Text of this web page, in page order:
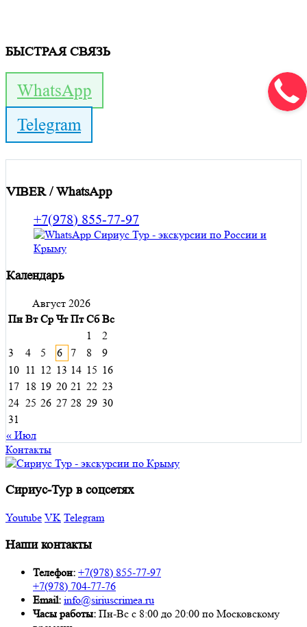
БЫСТРАЯ СВЯЗЬ
WhatsApp
Telegram
VIBER / WhatsApp
+7(978) 855-77-97
Календарь
Август 2026
Пн Вт Ср Чт Пт Сб Вс
1
2
3
4 5 6 7 8
9
10 11 12 13 14 15 16
17 18 19 20 21 22 23
24 25 26 27 28 29 30
31
« Июл
Контакты
Сириус-Тур в соцсетях
Youtube VK Telegram
Наши контакты
Телефон: +7(978) 855-77-97
+7(978) 704-77-76
Email: info@siriuscrimea.ru
Часы работы: Пн-Вс с 8:00 до 20:00 по Московскому